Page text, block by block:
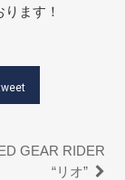
ます！
GEAR RIDER
“リオ”